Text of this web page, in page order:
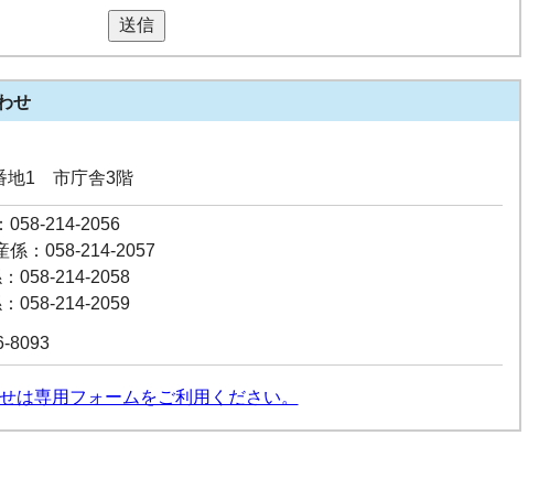
送信
せ
地1 市庁舎3階
058-214-2056
係：058-214-2057
058-214-2058
058-214-2059
8093
は専用フォームをご利用ください。